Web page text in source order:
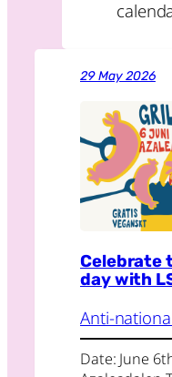
29 May 2026
Celebrate
day with
Anti-
Date: June